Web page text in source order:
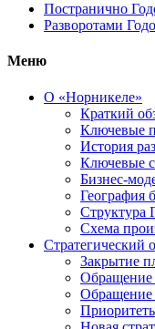
Постранично
Разворотами
Меню
О «Норникеле»
Краткий
Ключевые
История
Ключевые
Бизнес-
География
Структура
Схема
Стратегический
Закрытие
Обращение
Обращение